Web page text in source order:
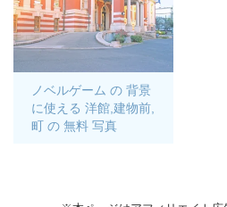
ノベルゲーム の 背景
に使える 洋館,建物前,
町 の 無料 写真